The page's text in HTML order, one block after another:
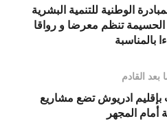
المبادرة الوطنية للتنمية البشرية
الحسيمة تنظم معرضا و رواقا
بالمناسبة
القادم
بإقليم ادريوش تضع مشاريع
أمام المجهر